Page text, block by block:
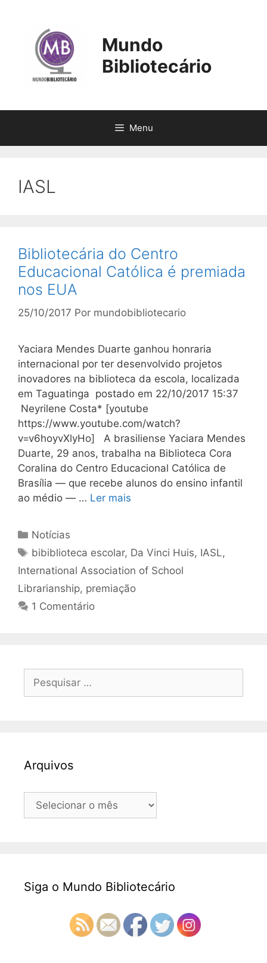
conteúdo
Mundo
Bibliotecário
Menu
IASL
Bibliotecária do Centro
Educacional Católica é premiada
nos EUA
25/10/2017 Por mundobibliotecario
Yaciara Mendes Duarte ganhou honraria
internacional por ter desenvolvido projetos
inovadores na biblioteca da escola, localizada
em Taguatinga postado em 22/10/2017 15:37
Neyrilene Costa* [youtube
https://www.youtube.com/watch?
v=v6hoyvXlyHo] A brasiliense Yaciara Mendes
Duarte, 29 anos, trabalha na Biblioteca Cora
Coralina do Centro Educacional Católica de
Brasília — que recebe alunos do ensino infantil
ao médio — … Ler mais
Categorias
Notícias
Tags
bibiblioteca escolar, Da Vinci Huis, IASL,
International Association of School
Librarianship, premiação
1 Comentário
por:
Arquivos
Arquivos
Siga o Mundo Bibliotecário